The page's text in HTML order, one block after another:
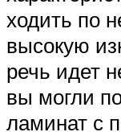
ходить по
высокую
речь идет
вы могли
ламинат с